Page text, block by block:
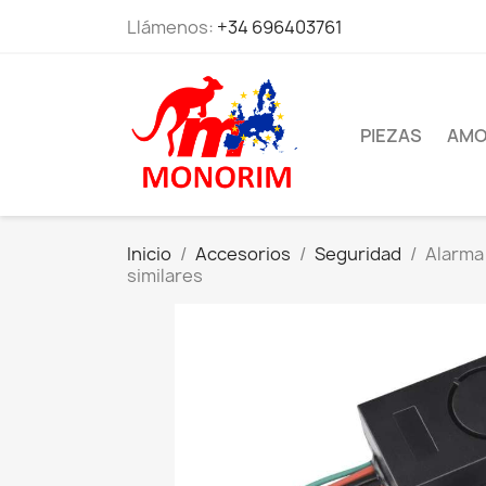
Llámenos: +34 696403761
PIEZAS
Inicio Accesorios Seguridad
similares